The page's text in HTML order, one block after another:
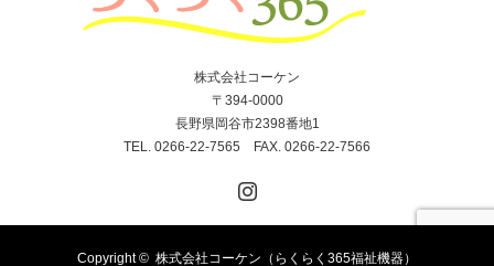
株式会社コーケン
〒394-0000
長野県岡谷市2398番地1
TEL. 0266-22-7565 FAX. 0266-22-7566
Copyright © 株式会社コーケン（らくらく365福祉機器）